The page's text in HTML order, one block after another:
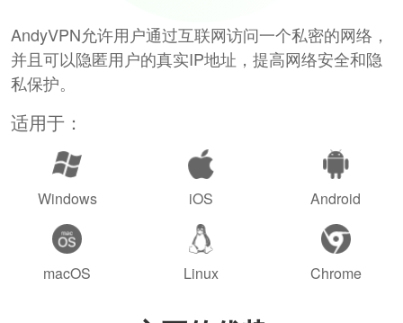
AndyVPN允许用户通过互联网访问一个私密的网络，
并且可以隐匿用户的真实IP地址，提高网络安全和隐
私保护。
适用于：
Windows iOS Android
macOS Linux Chrome